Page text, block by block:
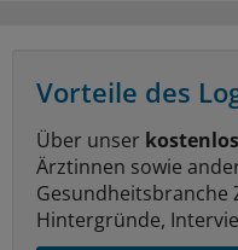
Vorteile des
Über unser
Ärztinnen sowie
Gesundheitsbranche
Hintergründe,